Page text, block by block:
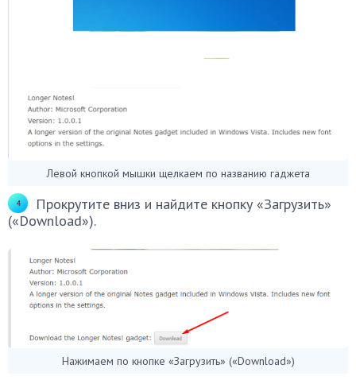
Левой кнопкой мышки щелкаем по названию гаджета
Прокрутите вниз и найдите кнопку «Загрузить»
(«Download»).
Нажимаем по кнопке «Загрузить» («Download»)